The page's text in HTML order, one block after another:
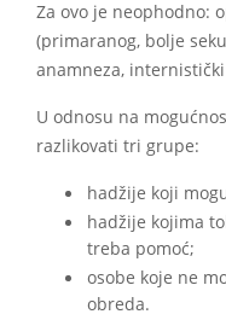
Za ovo je neophodno:
(primaranog, bolje
anamneza,
U odnosu na
razlikovati tri grupe:
hadžije koji
hadžije kojima
treba pomoć;
osobe koje ne
obreda.